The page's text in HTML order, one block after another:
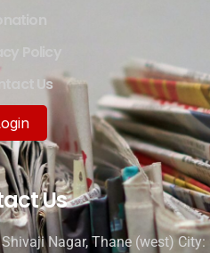
Policy
Us
Us
Nagar, Thane (west) City: